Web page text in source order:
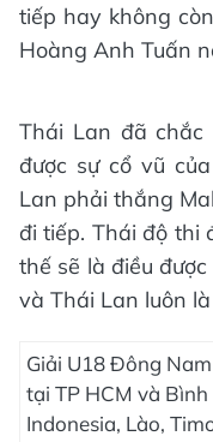
tiếp hay không
Hoàng Anh Tuấn
Thái Lan đã
được sự cổ vũ
Lan phải thắng
đi tiếp. Thái độ thi
thế sẽ là điều
và Thái Lan luôn
Giải U18 Đông
tại TP HCM và
Indonesia, Lào,